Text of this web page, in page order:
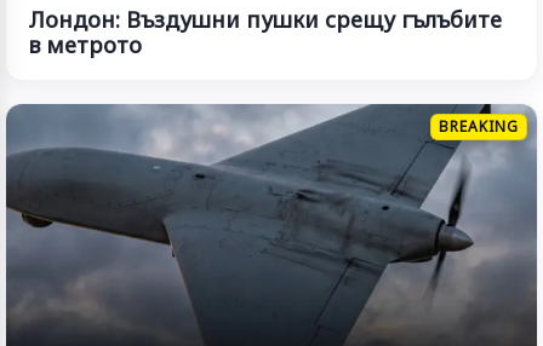
Лондон: Въздушни пушки срещу гълъбите
в метрото
BREAKING